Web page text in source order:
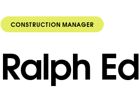
CONSTRUCTION MANAGER
Ralph